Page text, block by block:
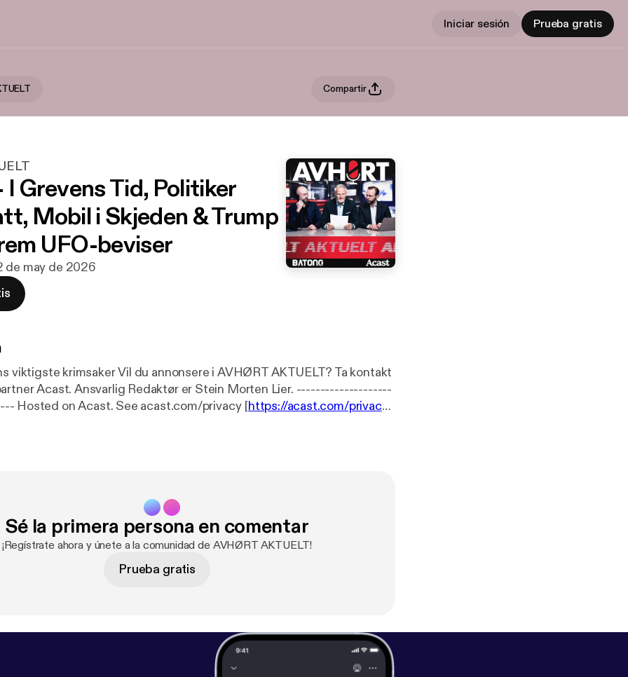
Iniciar sesión Prueba gratis
Compartir
I Grevens Tid, Politiker
Mobil i Skjeden & Trump
UFO-beviser
de may de 2026
du annonsere i AVHØRT AKTUELT? Ta kontakt
er Stein Morten Lier. --------------------
-------------------- Hosted on Acast. See acast.com/privacy [https://acast.com/privacy]
Sé la primera persona en comentar
¡Regístrate ahora y únete a la comunidad de AVHØRT AKTUELT!
Prueba gratis